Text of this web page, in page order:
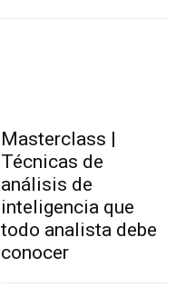
Masterclass |
Técnicas de
análisis de
inteligencia que
todo analista debe
conocer